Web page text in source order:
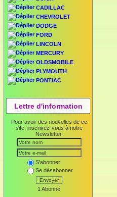
CADILLAC
CHEVROLET
DODGE
FORD
LINCOLN
MERCURY
OLDSMOBILE
PLYMOUTH
PONTIAC
Lettre d'information
Pour avoir des nouvelles de ce
site, inscrivez-vous à notre
Newsletter.
S'abonner
Se désabonner
Envoyer
1 Abonné